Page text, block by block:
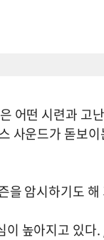
어떤 시련과 고
사운드가 돋보
을 암시하기도
이 높아지고 있다